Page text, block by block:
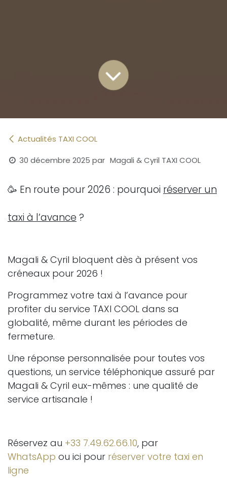
Actualités TAXI COOL
30 décembre 2025 par Magali & Cyril TAXI COOL
🥳 En route pour 2026 : pourquoi réserver un
taxi à l’avance ?
Magali & Cyril bloquent dès à présent vos
créneaux pour 2026 !
Programmez votre taxi à l’avance pour
profiter du service TAXI COOL dans sa
globalité, même durant les périodes de
fermeture.
Une réponse personnalisée pour toutes vos
questions, un service téléphonique assuré par
Magali & Cyril eux-mêmes : une qualité de
service artisanale !
Réservez au +33 7.49.62.66.10, par
WhatsApp ou ici pour réserver votre taxi en
ligne